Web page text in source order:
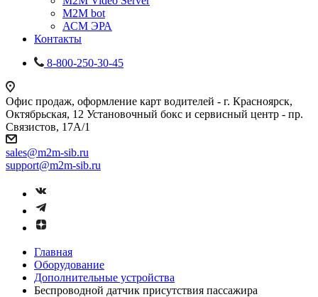
М2М bot
АСМ ЭРА
Контакты
8-800-250-30-45
Офис продаж, оформление карт водителей - г. Красноярск,
Октябрьская, 12 Установочный бокс и сервисный центр - пр.
Связистов, 17А/1
sales@m2m-sib.ru
support@m2m-sib.ru
Главная
Оборудование
Дополнительные устройства
Беспроводной датчик присутствия пассажира